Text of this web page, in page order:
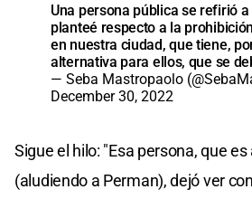
Una persona pública se refirió
planteé respecto a la
en nuestra ciudad, que tiene,
alternativa para ellos, que se
— Seba Mastropaolo
December 30, 2022
Sigue el hilo: "Esa persona, que
(aludiendo a Perman), dejó ver